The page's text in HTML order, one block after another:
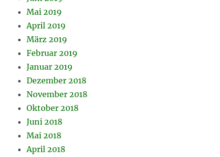
Mai 2019
April 2019
März 2019
Februar 2019
Januar 2019
Dezember 2018
November 2018
Oktober 2018
Juni 2018
Mai 2018
April 2018